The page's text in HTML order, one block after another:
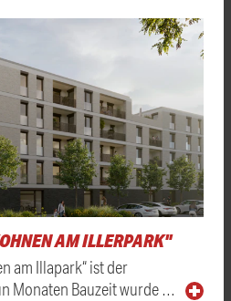
AM ILLERPARK"
am Illapark“ ist der
Monaten Bauzeit wurde …